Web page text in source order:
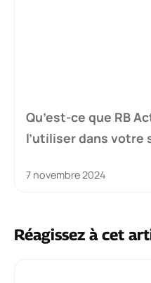
Qu’est-ce que RB
l’utiliser dans votre
7 novembre 2024
Réagissez à cet